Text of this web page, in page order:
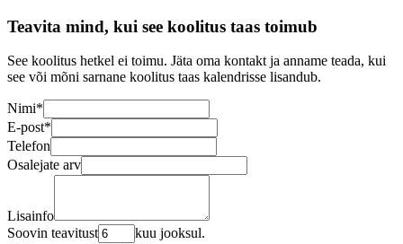
Teavita mind, kui see koolitus taas toimub
See koolitus hetkel ei toimu. Jäta oma kontakt ja anname teada, kui
see või mõni sarnane koolitus taas kalendrisse lisandub.
Nimi*
E-post*
Telefon
Osalejate arv
Lisainfo
Soovin teavitust
kuu jooksul.